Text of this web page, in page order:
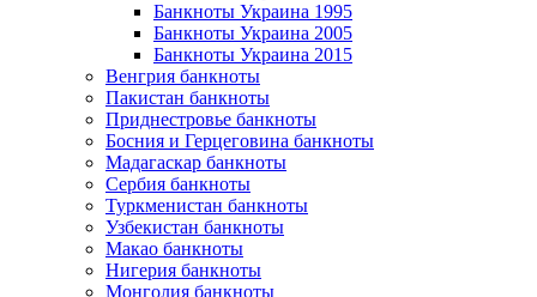
Банкноты Украина 1995
Банкноты Украина 2005
Банкноты Украина 2015
Венгрия банкноты
Пакистан банкноты
Приднестровье банкноты
Босния и Герцеговина банкноты
Мадагаскар банкноты
Сербия банкноты
Туркменистан банкноты
Узбекистан банкноты
Макао банкноты
Нигерия банкноты
Монголия банкноты